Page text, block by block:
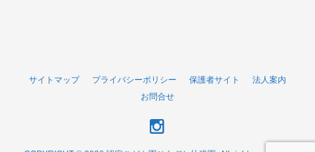
サイトマップ プライバシーポリシー 保護者サイト
法人案内
お問合せ